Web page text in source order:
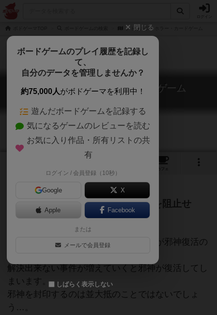
クトゥルフ・ホラー・カードゲーム
クトゥルフ・ホラー・カードゲーム
Cthulhu Horror Card Game
カフェ
アーカムに蔓延る邪神復活の陰謀を阻止せ
よ！
プレイヤーは探索者となり、邪教徒達が邪神復活の
解決出来ない事件が増えていくと邪神が復活してし
まいます。
邪神を封印するのは並大抵のことではないでしょ
う…。
閉じる
ボードゲームのプレイ履歴を記録し
て、
自分のデータを管理しませんか？
約75,000人がボドゲーマを利用中！
遊んだボードゲームを記録する
気になるゲームのレビューを読む
お気に入り作品・所有リストの共
有
ログイン / 会員登録（10秒）
Google X
Apple Facebook
または
メールで会員登録
しばらく表示しない